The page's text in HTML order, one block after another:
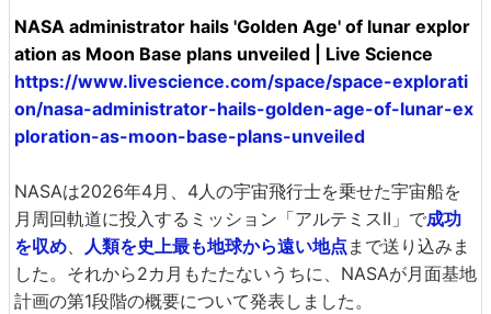
NASA administrator hails 'Golden Age' of lunar explor
ation as Moon Base plans unveiled | Live Science
https://www.livescience.com/space/space-explorati
on/nasa-administrator-hails-golden-age-of-lunar-ex
ploration-as-moon-base-plans-unveiled
NASAは2026年4月、4人の宇宙飛行士を乗せた宇宙船を
月周回軌道に投入するミッション「アルテミスII」で成功
を収め
人類を史上最も地球から遠い地点 まで送り込みま
した。それから2カ月もたたないうちに、NASAが月面基地
計画の第1段階の概要について発表しました。